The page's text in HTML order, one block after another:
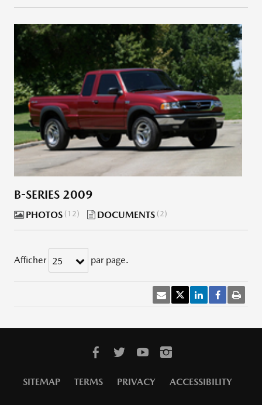
B-SERIES 2009
PHOTOS 12 DOCUMENTS 2
Afficher 25 par page.
SITEMAP TERMS PRIVACY ACCESSIBILITY